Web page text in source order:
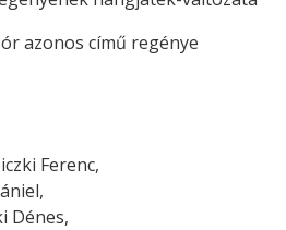
azonos című regénye
Ferenc,
Dénes,